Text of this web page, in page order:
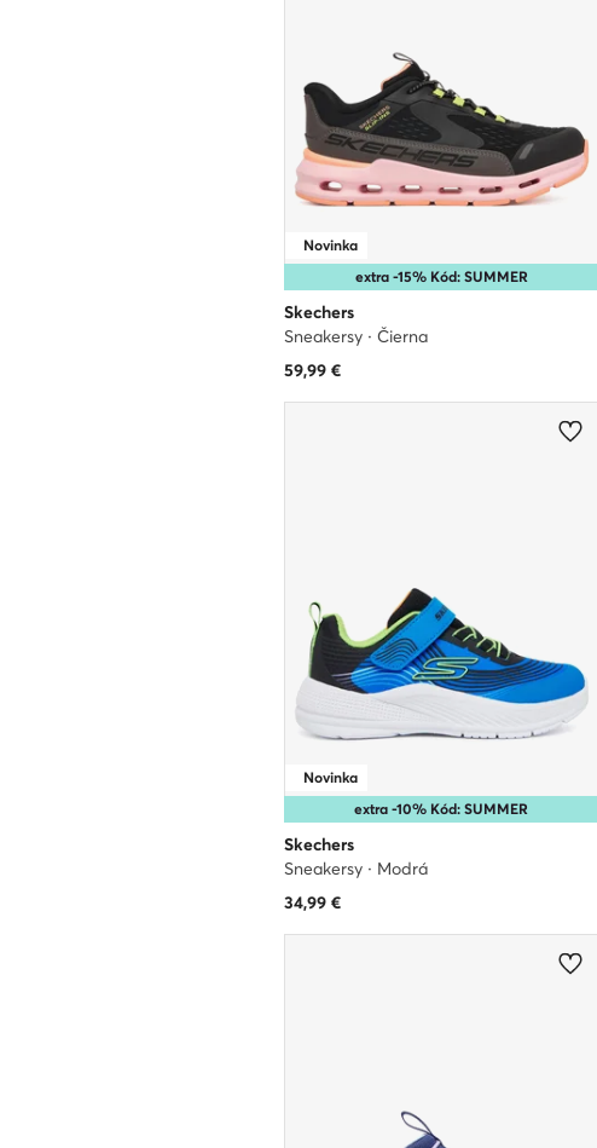
extra -15% Kód: SUMMER
Novinka
Skechers
Sneakersy · Čierna
59,99€
extra -10% Kód: SUMMER
Novinka
Skechers
Sneakersy · Modrá
34,99€